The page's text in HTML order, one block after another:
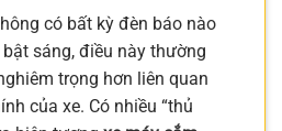
có bất kỳ đèn báo nào
sáng, điều này thường
trọng hơn liên quan
của xe. Có nhiều “thủ